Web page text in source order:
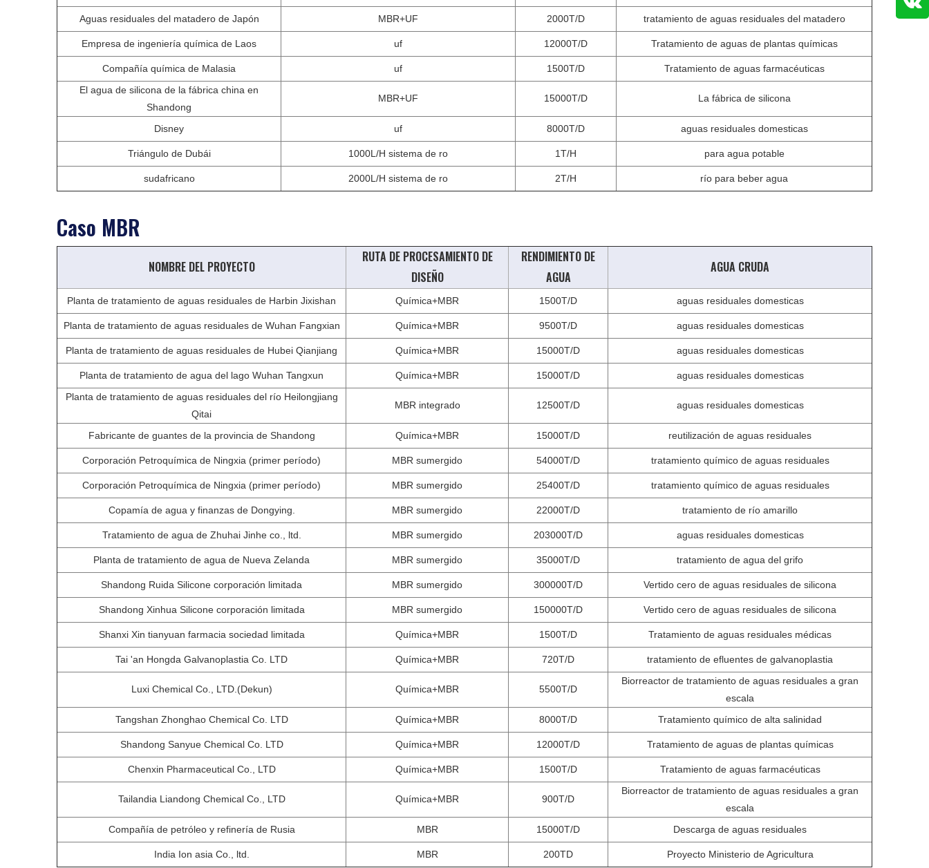
Aguas residuales del matadero de Japón MBR+UF 2000T/D tratamiento de aguas residuales del matadero
Empresa de ingeniería química de Laos uf 12000T/D Tratamiento de aguas de plantas químicas
Compañía química de Malasia uf 1500T/D
Tratamiento de aguas farmacéuticas
El agua de silicona de la fábrica china en
Shandong
MBR+UF 15000T/D La fábrica de silicona
Disney uf 8000T/D aguas residuales domesticas
Triángulo de Dubái 1000L/H sistema de ro 1T/H para agua potable
sudafricano 2000L/H sistema de ro 2T/H río para beber agua
Caso MBR
NOMBRE DEL PROYECTO
RUTA DE PROCESAMIENTO DE
DISEÑO
RENDIMIENTO DE
AGUA
AGUA CRUDA
Planta de tratamiento de aguas residuales de Harbin Jixishan Química+MBR 1500T/D aguas residuales domesticas
Planta de tratamiento de aguas residuales de Wuhan Fangxian Química+MBR 9500T/D aguas residuales domesticas
Planta de tratamiento de aguas residuales de Hubei Qianjiang Química+MBR 15000T/D aguas residuales domesticas
Planta de tratamiento de agua del lago Wuhan Tangxun Química+MBR 15000T/D
aguas residuales domesticas
Planta de tratamiento de aguas residuales del río Heilongjiang
Qitai
MBR integrado 12500T/D aguas residuales domesticas
Fabricante de guantes de la provincia de Shandong Química+MBR 15000T/D reutilización de aguas residuales
Corporación Petroquímica de Ningxia (primer período) MBR sumergido 54000T/D tratamiento químico de aguas residuales
Corporación Petroquímica de Ningxia (primer período) MBR sumergido 25400T/D tratamiento químico de aguas residuales
Copamía de agua y finanzas de Dongying. MBR sumergido 22000T/D tratamiento de río amarillo
Tratamiento de agua de Zhuhai Jinhe co., ltd. MBR sumergido 203000T/D aguas residuales domesticas
Planta de tratamiento de agua de Nueva Zelanda MBR sumergido 35000T/D tratamiento de agua del grifo
Shandong Ruida Silicone corporación limitada MBR sumergido 300000T/D Vertido cero de aguas residuales de silicona
Shandong Xinhua Silicone corporación limitada MBR sumergido 150000T/D Vertido cero de aguas residuales de silicona
Shanxi Xin tianyuan farmacia sociedad limitada Química+MBR 1500T/D Tratamiento de aguas residuales médicas
Tai 'an Hongda Galvanoplastia Co. LTD Química+MBR 720T/D tratamiento de efluentes de galvanoplastia
Luxi Chemical Co., LTD.(Dekun) Química+MBR 5500T/D
Biorreactor de tratamiento de aguas residuales a gran
escala
Tangshan Zhonghao Chemical Co. LTD
Química+MBR 8000T/D Tratamiento químico de alta salinidad
Shandong Sanyue Chemical Co. LTD Química+MBR 12000T/D Tratamiento de aguas de plantas químicas
Chenxin Pharmaceutical Co., LTD Química+MBR 1500T/D Tratamiento de aguas farmacéuticas
Tailandia Liandong Chemical Co., LTD Química+MBR 900T/D
Biorreactor de tratamiento de aguas residuales a gran
escala
Compañía de petróleo y refinería de Rusia
MBR 15000T/D Descarga de aguas residuales
India Ion asia Co., ltd. MBR 200TD Proyecto Ministerio de Agricultura